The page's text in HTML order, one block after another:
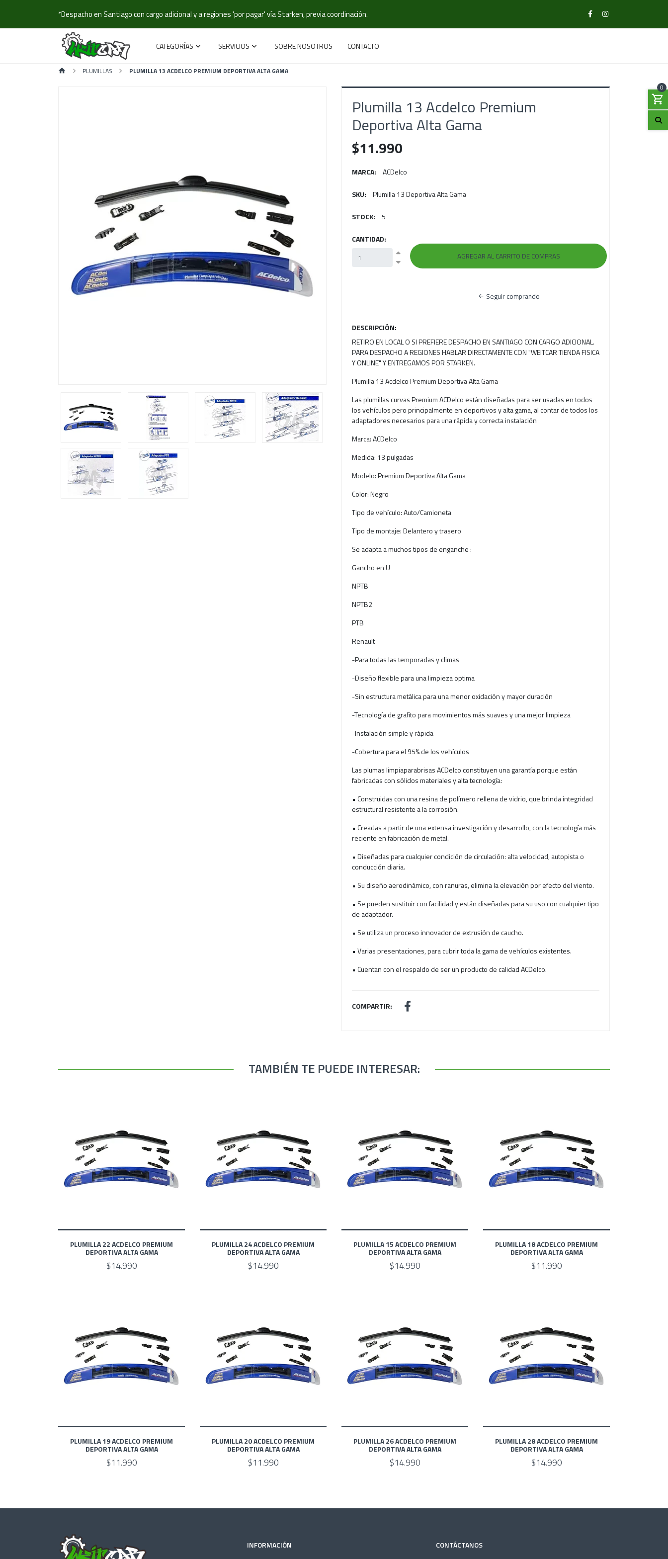
*Despacho en Santiago con cargo adicional y a regiones 'por pagar' vía Starken, previa coordinación.
CATEGORÍAS SERVICIOS SOBRE NOSOTROS CONTACTO
0
PLUMILLAS PLUMILLA 13 ACDELCO PREMIUM DEPORTIVA ALTA GAMA
Previous
Plumilla 13 Acdelco Premium
Deportiva Alta Gama
$11.990
MARCA: ACDelco
SKU: Plumilla 13 Deportiva Alta Gama
STOCK: 5
CANTIDAD:
Seguir comprando
DESCRIPCIÓN:
RETIRO EN LOCAL O SI PREFIERE DESPACHO EN SANTIAGO CON CARGO ADICIONAL.
PARA DESPACHO A REGIONES HABLAR DIRECTAMENTE CON "WEITCAR TIENDA FISICA
Y ONLINE" Y ENTREGAMOS POR STARKEN.
Plumilla 13 Acdelco Premium Deportiva Alta Gama
Las plumillas curvas Premium ACDelco están diseñadas para ser usadas en todos
los vehículos pero principalmente en deportivos y alta gama, al contar de todos los
adaptadores necesarios para una rápida y correcta instalación
Marca: ACDelco
Medida: 13 pulgadas
Modelo: Premium Deportiva Alta Gama
Color: Negro
Tipo de vehículo: Auto/Camioneta
Tipo de montaje: Delantero y trasero
Se adapta a muchos tipos de enganche :
Gancho en U
NPTB
NPTB2
PTB
Renault
-Para todas las temporadas y climas
-Diseño flexible para una limpieza optima
-Sin estructura metálica para una menor oxidación y mayor duración
-Tecnología de grafito para movimientos más suaves y una mejor limpieza
-Instalación simple y rápida
-Cobertura para el 95% de los vehículos
Las plumas limpiaparabrisas ACDelco constituyen una garantía porque están
fabricadas con sólidos materiales y alta tecnología:
• Construidas con una resina de polímero rellena de vidrio, que brinda integridad
estructural resistente a la corrosión.
• Creadas a partir de una extensa investigación y desarrollo, con la tecnología más
reciente en fabricación de metal.
• Diseñadas para cualquier condición de circulación: alta velocidad, autopista o
conducción diaria.
• Su diseño aerodinámico, con ranuras, elimina la elevación por efecto del viento.
• Se pueden sustituir con facilidad y están diseñadas para su uso con cualquier tipo
de adaptador.
• Se utiliza un proceso innovador de extrusión de caucho.
• Varias presentaciones, para cubrir toda la gama de vehículos existentes.
• Cuentan con el respaldo de ser un producto de calidad ACDelco.
COMPARTIR:
TAMBIÉN TE PUEDE INTERESAR:
PLUMILLA 22 ACDELCO PREMIUM
DEPORTIVA ALTA GAMA
$14.990
PLUMILLA 24 ACDELCO PREMIUM
DEPORTIVA ALTA GAMA
$14.990
PLUMILLA 15 ACDELCO PREMIUM
DEPORTIVA ALTA GAMA
$14.990
PLUMILLA 18 ACDELCO PREMIUM
DEPORTIVA ALTA GAMA
$11.990
PLUMILLA 19 ACDELCO PREMIUM
DEPORTIVA ALTA GAMA
$11.990
PLUMILLA 20 ACDELCO PREMIUM
DEPORTIVA ALTA GAMA
$11.990
PLUMILLA 26 ACDELCO PREMIUM
DEPORTIVA ALTA GAMA
$14.990
PLUMILLA 28 ACDELCO PREMIUM
DEPORTIVA ALTA GAMA
$14.990
INFORMACIÓN CONTÁCTANOS